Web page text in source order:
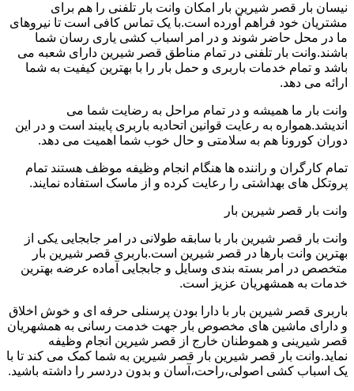
نیسان بار قصر شیرین بار امکان وانت بار تلفنی را هم برای
مشتریان خود فراهم آورده است.با یک تماس کافی است تا نیروهای
ما در محل حاضر شوند و در امر اسباب کشی یاری رسان شما
باشند.وانت بار تلفنی در تمام مناطق قصر شیرین دارای شعبه می
باشد و تمام خدمات باربری و حمل بار را با بهترین کیفیت به شما
ارائه می دهد.
وانت بار ما همیشه و در تمام مراحل به رضایت شما می
اندیشد.همواره به رعایت قوانین اتحادیه باربری پایبند است و در این
دوران کورونا هم به سلامتی و حال خوب شما اهمیت می دهد.
تمام کارگران و راننده ها هنگام انجام وظیفه موظف هستند تمام
پروتکل های بهداشتی را رعایت کرده و از ماسک استفاده نمایند.
وانت بار قصر شیرین بار
وانت بار قصر شیرین بار با سابقه طولانی در امر جابجایی یکی از
بهترین وانت بارها در قصر شیرین است.باربری قصر شیرین بار
متخصص در امر بسته بندی وسایل و جابجایی آماده عرضه بهترین
خدمات به همشهریان عزیز است.
باربری قصر شیرین بار با دارا بودن پرسنلی حرفه ای و خوش اخلاق
و دارای ماشین های مخصوص بار جهت خدمت رسانی به همشهریان
قصر شیرینی و هموطنان خارج از قصر شیرین انجام وظیفه
نماید.وانت بار قصر شیرین بار قصر شیرین به شما کمک می کند تا با
یک اسباب کشی اصولی،راحت،آسان و بدون دردسر را داشته باشید.